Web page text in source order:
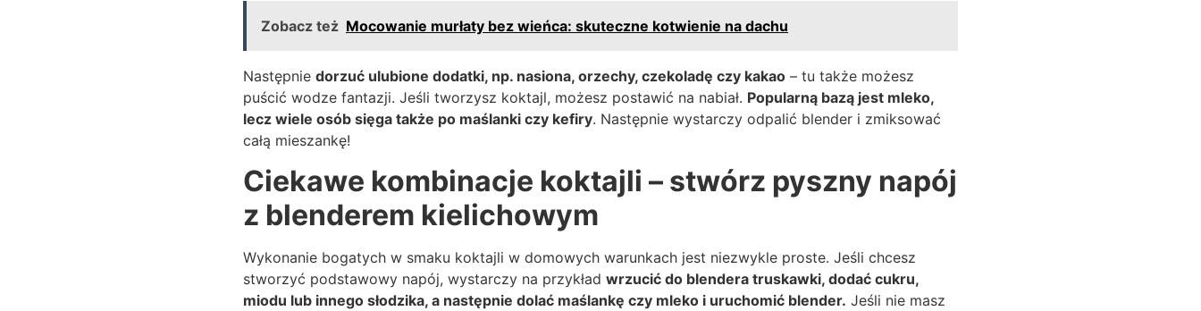
Zobacz też Mocowanie murłaty bez wieńca: skuteczne kotwienie na dachu
Następnie dorzuć ulubione dodatki, np. nasiona, orzechy, czekoladę czy kakao – tu także możesz
puścić wodze fantazji. Jeśli tworzysz koktajl, możesz postawić na nabiał. Popularną bazą jest mleko,
lecz wiele osób sięga także po maślanki czy kefiry. Następnie wystarczy odpalić blender i zmiksować
całą mieszankę!
Ciekawe kombinacje koktajli – stwórz pyszny napój
z blenderem kielichowym
Wykonanie bogatych w smaku koktajli w domowych warunkach jest niezwykle proste. Jeśli chcesz
stworzyć podstawowy napój, wystarczy na przykład wrzucić do blendera truskawki, dodać cukru,
miodu lub innego słodzika, a następnie dolać maślankę czy mleko i uruchomić blender. Jeśli nie masz